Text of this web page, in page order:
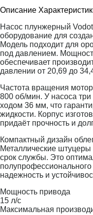
Описание
Насос плунжерный
оборудование для
Модель подходит для
под давлением.
обеспечивает
давлении от 20,69 до
Частота вращения
800 об/мин. У насоса
ходом 36 мм, что
жидкости. Корпус
придаёт прочность и
Компактный дизайн
Металлические
срок службы. Это
надежность и
Мощность привода
15 л/с
Максимальная